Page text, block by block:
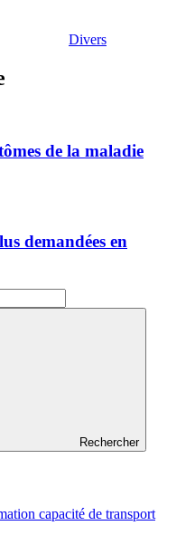
Divers
de la maladie
demandées en
Rechercher
capacité de transport